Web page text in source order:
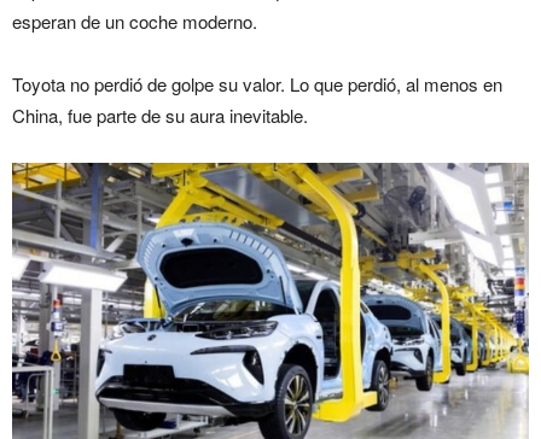
esperan de un coche moderno.
Toyota no perdió de golpe su valor. Lo que perdió, al menos en
China, fue parte de su aura inevitable.